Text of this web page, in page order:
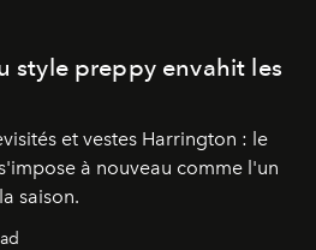
style preppy envahit les
et vestes Harrington : le
à nouveau comme l'un
saison.